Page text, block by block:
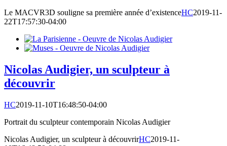
Le MACVR3D souligne sa première année d’existenceHC2019-11-
22T17:57:30-04:00
Nicolas Audigier, un sculpteur à
découvrir
HC2019-11-10T16:48:50-04:00
Portrait du sculpteur contemporain Nicolas Audigier
Nicolas Audigier, un sculpteur à découvrirHC2019-11-